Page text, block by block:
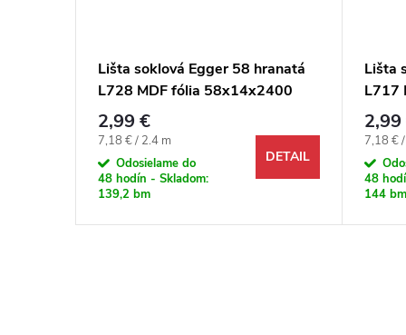
Lišta soklová Egger 58 hranatá
L728 MDF fólia 58x14x2400
mm
2,99 €
Jednotková cena:
7,18 € / 2.4 m
Odosielame do
48 hodín - Skladom:
139,2 bm
DETAIL
Lišta
L717
mm
2,99
7,18 €
48
144 bm